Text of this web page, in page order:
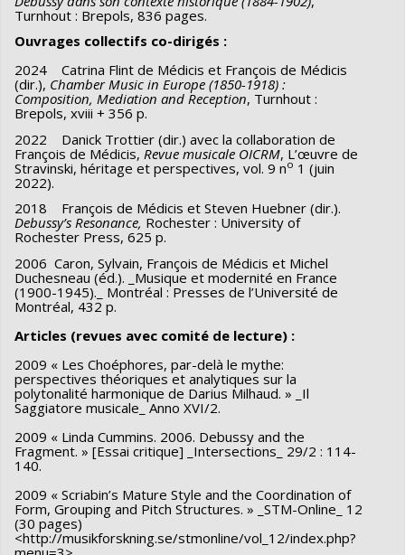
Société et culture (FQRSC)
Grant programs:PV129894-(RG) Programme
Regroupements stratégiques
Turnhout : Brepols, 836 pages.
Ouvrages collectifs co-dirigés :
2024 Catrina Flint de Médicis et François de Médicis
(dir.), Chamber Music in Europe (1850-1918) :
Composition, Mediation and Reception, Turnhout :
Brepols, xviii + 356 p.
2022 Danick Trottier (dir.) avec la collaboration de
François de Médicis, Revue musicale OICRM, L’œuvre de
Stravinski, héritage et perspectives, vol. 9 no 1 (juin
2022).
2018 François de Médicis et Steven Huebner (dir.).
Debussy’s Resonance, Rochester : University of
Rochester Press, 625 p.
2006 Caron, Sylvain, François de Médicis et Michel
Duchesneau (éd.). _Musique et modernité en France
(1900-1945)._ Montréal : Presses de l’Université de
Montréal, 432 p.
Articles (revues avec comité de lecture) :
2009 « Les Choéphores, par-delà le mythe:
perspectives théoriques et analytiques sur la
polytonalité harmonique de Darius Milhaud. » _Il
Saggiatore musicale_ Anno XVI/2.
2009 « Linda Cummins. 2006. Debussy and the
Fragment. » [Essai critique] _Intersections_ 29/2 : 114-
140.
2009 « Scriabin’s Mature Style and the Coordination of
Form, Grouping and Pitch Structures. » _STM-Online_ 12
(30 pages)
<http://musikforskning.se/stmonline/vol_12/index.php?